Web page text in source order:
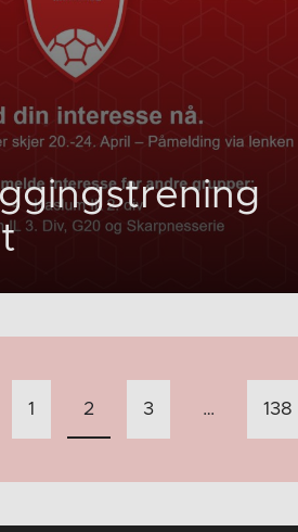
1 2 3 … 138